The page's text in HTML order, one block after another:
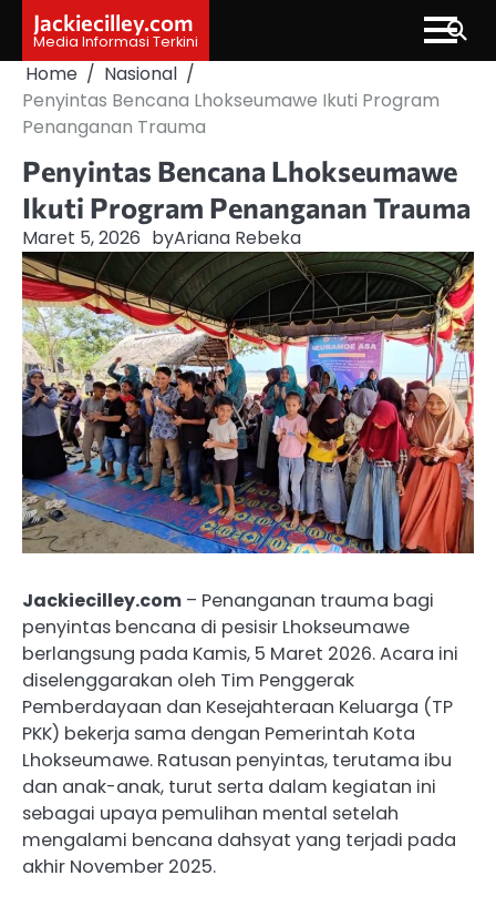
content
Jackiecilley.com
Media Informasi Terkini
Home
Nasional
Penyintas Bencana Lhokseumawe Ikuti Program
Penanganan Trauma
Penyintas Bencana Lhokseumawe
Ikuti Program Penanganan Trauma
Maret 5, 2026 byAriana Rebeka
Jackiecilley.com – Penanganan trauma bagi
penyintas bencana di pesisir Lhokseumawe
berlangsung pada Kamis, 5 Maret 2026. Acara ini
diselenggarakan oleh Tim Penggerak
Pemberdayaan dan Kesejahteraan Keluarga (TP
PKK) bekerja sama dengan Pemerintah Kota
Lhokseumawe. Ratusan penyintas, terutama ibu
dan anak-anak, turut serta dalam kegiatan ini
sebagai upaya pemulihan mental setelah
mengalami bencana dahsyat yang terjadi pada
akhir November 2025.